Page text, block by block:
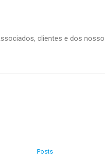
clientes e dos
Posts